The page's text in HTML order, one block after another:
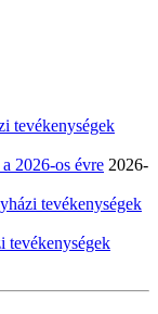
tevékenységek
2026-os évre 2026-
tevékenységek
tevékenységek